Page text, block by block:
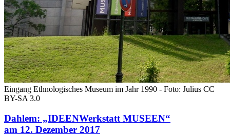
Eingang Ethnologisches Museum im Jahr 1990 - Foto: Julius CC
BY-SA 3.0
Dahlem: „IDEENWerkstatt MUSEEN“
am 12. Dezember 2017